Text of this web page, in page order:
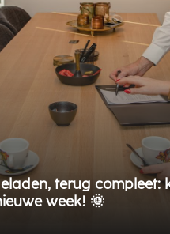
terug compleet:
week! 🌞